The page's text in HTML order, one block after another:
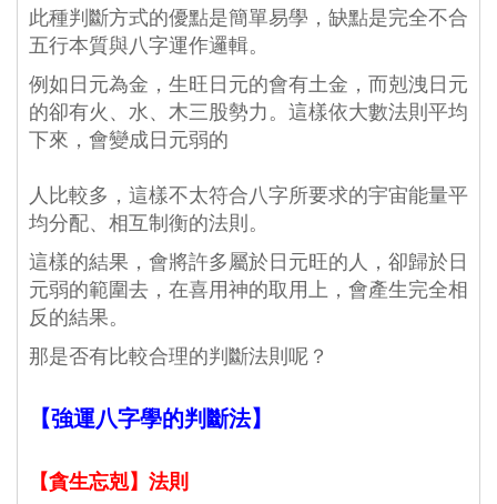
此種判斷方式的優點是簡單易學，缺點是完全不合
五行本質與八字運作邏輯。
例如日元為金，生旺日元的會有土金，而剋洩日元
的卻有火、水、木三股勢力。這樣依大數法則平均
下來，會變成日元弱的
人比較多，這樣不太符合八字所要求的宇宙能量平
均分配、相互制衡的法則。
這樣的結果，會將許多屬於日元旺的人，卻歸於日
元弱的範圍去，在喜用神的取用上，會產生完全相
反的結果。
那是否有比較合理的判斷法則呢？
【強運八字學的判斷法】
【貪生忘剋】法則